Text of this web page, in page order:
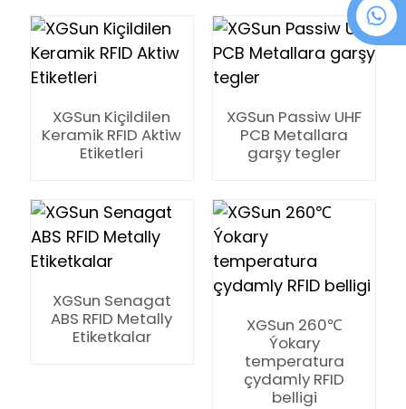
+86 18076372139
XGSun Kiçildilen
Keramik RFID Aktiw
Etiketleri
XGSun Passiw UHF
PCB Metallara
garşy tegler
XGSun Senagat
ABS RFID Metally
Etiketkalar
XGSun 260℃
Ýokary
temperatura
çydamly RFID
belligi